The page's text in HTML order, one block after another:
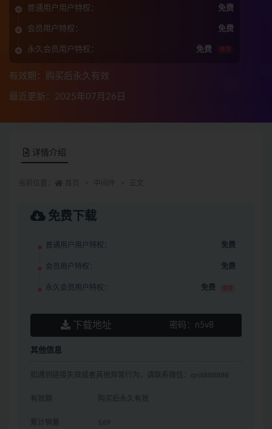
普通用户用户特权： 免费
会员用户特权： 免费
永久会员用户特权： 免费 推荐
有效期：购买后永久有效
最近更新：2025年07月26日
详情介绍
免费下载
普通用户用户特权： 免费
会员用户特权： 免费
永久会员用户特权： 免费 推荐
下载地址 密码： n5v8
其他信息
如遇到链接失效或者其他异常行为，请联系微信：qnit888888
有效期 购买后永久有效
累计销量 169